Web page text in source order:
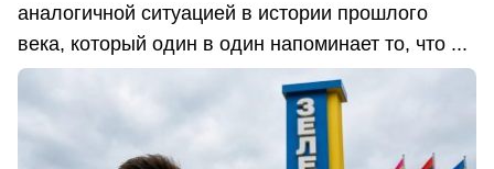
аналогичной ситуацией в истории прошлого
века, который один в один напоминает то, что ...